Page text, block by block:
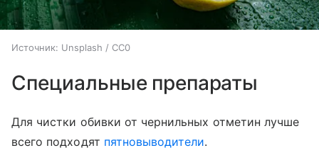
Источник: Unsplash / CC0
Специальные препараты
Для чистки обивки от чернильных отметин лучше
всего подходят пятновыводители.